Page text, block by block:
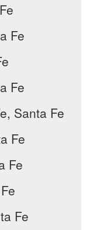
Fe
Fe
Santa Fe
Fe
Fe
Fe